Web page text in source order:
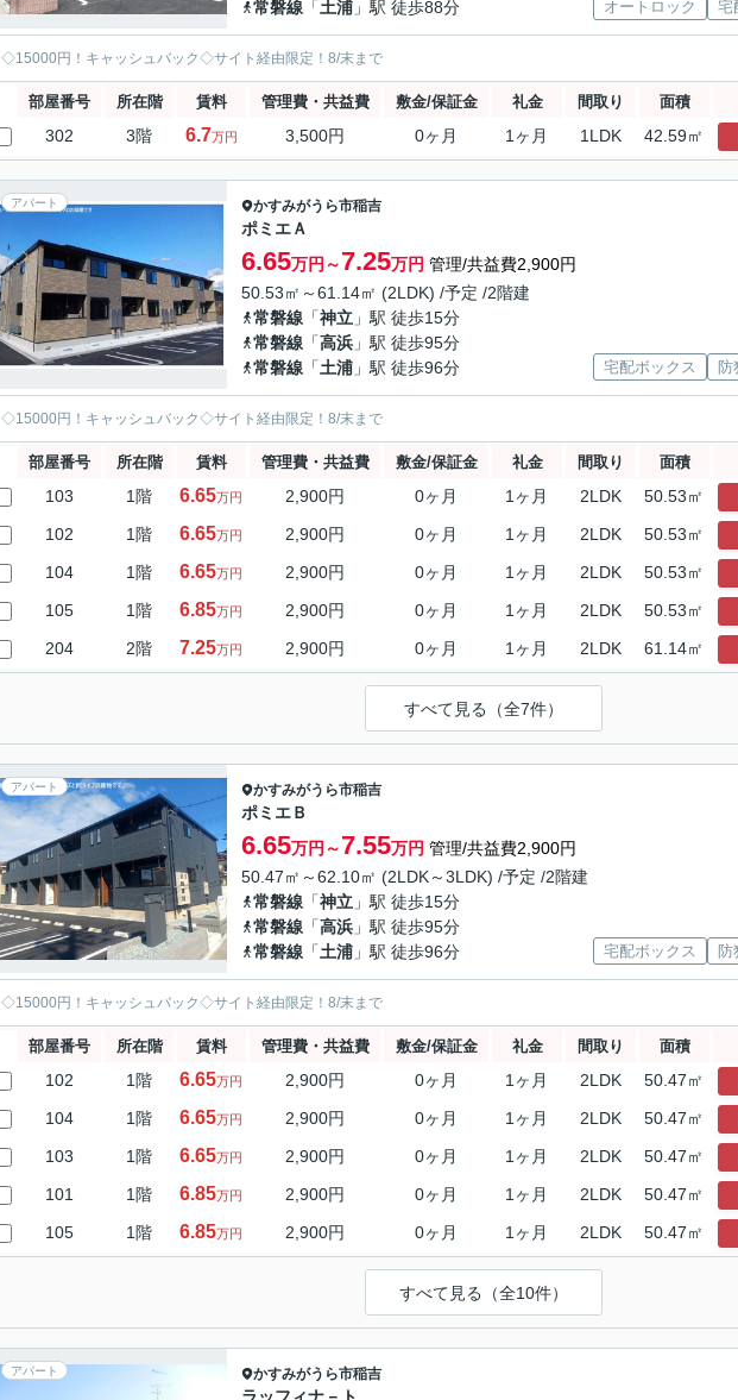
常磐線 「土浦 」駅 徒歩88分 オートロック 宅
◇15000円！キャッシュバック◇サイト経由限定！8/末まで
部屋番号 所在階 賃料 管理費・共益費 敷金/保証金 礼金 間取り 面積
302 3階 6.7万円 3,500円 0ヶ月 1ヶ月 1LDK 42.59㎡
アパート かすみがうら市稲吉
ポミエＡ
6.65万円～7.25万円 管理/共益費2,900円
50.53㎡～61.14㎡ (2LDK) /予定 /2階建
常磐線 「神立 」駅 徒歩15分
常磐線 「高浜 」駅 徒歩95分
常磐線 「土浦 」駅 徒歩96分 宅配ボックス 防
◇15000円！キャッシュバック◇サイト経由限定！8/末まで
部屋番号 所在階 賃料 管理費・共益費 敷金/保証金 礼金 間取り 面積
103 1階 6.65万円 2,900円 0ヶ月 1ヶ月 2LDK 50.53㎡
102 1階 6.65万円 2,900円 0ヶ月 1ヶ月 2LDK 50.53㎡
104 1階 6.65万円 2,900円 0ヶ月 1ヶ月 2LDK 50.53㎡
105 1階 6.85万円 2,900円 0ヶ月 1ヶ月 2LDK 50.53㎡
204 2階 7.25万円 2,900円 0ヶ月 1ヶ月 2LDK 61.14㎡
すべて見る（全7件）
アパート かすみがうら市稲吉
ポミエＢ
6.65万円～7.55万円 管理/共益費2,900円
50.47㎡～62.10㎡ (2LDK～3LDK) /予定 /2階建
常磐線 「神立 」駅 徒歩15分
常磐線 「高浜 」駅 徒歩95分
常磐線 「土浦 」駅 徒歩96分 宅配ボックス 防
◇15000円！キャッシュバック◇サイト経由限定！8/末まで
部屋番号 所在階 賃料 管理費・共益費 敷金/保証金 礼金 間取り 面積
102 1階 6.65万円 2,900円 0ヶ月 1ヶ月 2LDK 50.47㎡
104 1階 6.65万円 2,900円 0ヶ月 1ヶ月 2LDK 50.47㎡
103 1階 6.65万円 2,900円 0ヶ月 1ヶ月 2LDK 50.47㎡
101 1階 6.85万円 2,900円 0ヶ月 1ヶ月 2LDK 50.47㎡
105 1階 6.85万円 2,900円 0ヶ月 1ヶ月 2LDK 50.47㎡
すべて見る（全10件）
アパート かすみがうら市稲吉